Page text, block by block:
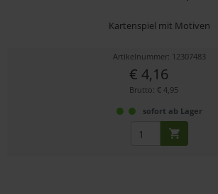
Kartenspiel mit Motiven
Artikelnummer: 12307483
€ 4,16
Brutto: € 4,95
sofort ab Lager